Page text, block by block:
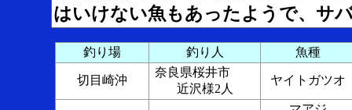
はいけない魚もあったようで、サ
釣り場 釣り人 魚種
切目崎沖
奈良県桜井市
近沢様2人
ヤイトガツオ